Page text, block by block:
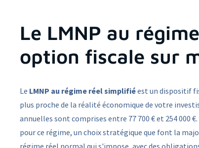
Le LMNP au
option fiscale sur
Le LMNP au régime réel simplifiéest un dispositif
plus proche de la réalité économique de votre
annuelles sont comprises entre 77 700 € et 254 000
pour ce régime, un choix stratégique que font la